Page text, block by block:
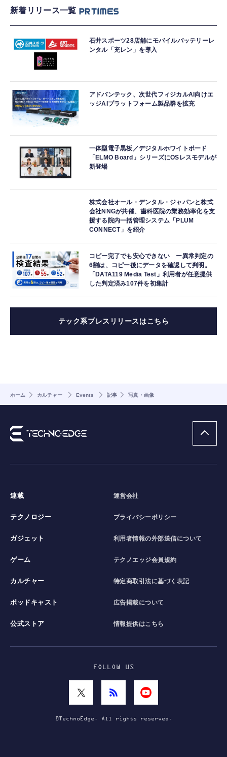
新着リリース一覧
石井スポーツ28店舗にモバイルバッテリーレ
ンタル「充レン」を導入
アドバンテック、次世代フィジカルAI向けエ
ッジAIプラットフォーム製品群を拡充
一体型電子黒板／デジタルホワイトボード
「ELMO Board」シリーズにOSレスモデルが
新登場
株式会社オール・デンタル・ジャパンと株式
会社NNGが共催、歯科医院の業務効率化を支
援する院内一括管理システム「PLUM
CONNECT」を紹介
コピー完了でも安心できない ー異常判定の
6割は、コピー後にデータを確認して判明。
「DATA119 Media Test」利用者が任意提供
した判定済み107件を初集計
テック系プレスリリースはこちら
ホーム カルチャー Events 記事 写真・画像
連載
テクノロジー
ガジェット
ゲーム
カルチャー
ポッドキャスト
公式ストア
運営会社
プライバシーポリシー
利用者情報の外部送信について
テクノエッジ会員規約
特定商取引法に基づく表記
広告掲載について
情報提供はこちら
FOLLOW US
©TechnoEdge. All rights reserved.